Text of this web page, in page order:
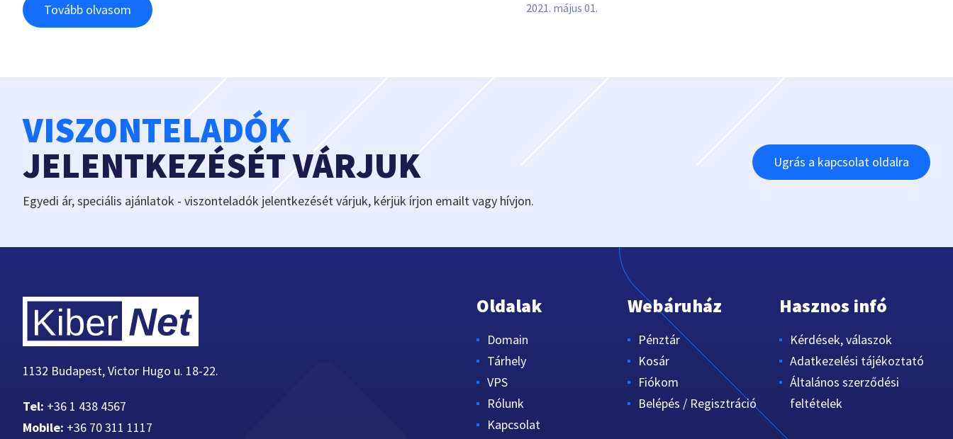
Tovább olvasom 2021. május 01.
VISZONTELADÓK
JELENTKEZÉSÉT VÁRJUK
Egyedi ár, speciális ajánlatok - viszonteladók jelentkezését várjuk, kérjük írjon emailt vagy hívjon.
Ugrás a kapcsolat oldalra
1132 Budapest, Victor Hugo u. 18-22.
Tel: +36 1 438 4567
Mobile: +36 70 311 1117
Oldalak
Domain
Tárhely
VPS
Rólunk
Kapcsolat
Webáruház
Pénztár
Kosár
Fiókom
Belépés / Regisztráció
Hasznos infó
Kérdések, válaszok
Adatkezelési tájékoztató
Általános szerződési
feltételek